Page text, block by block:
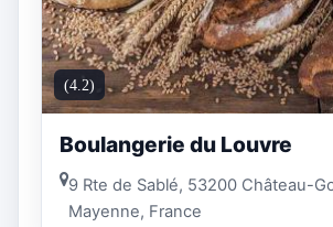
(4.2)
Boulangerie du Louvre
9 Rte de Sablé, 53200 Château-
Mayenne, France